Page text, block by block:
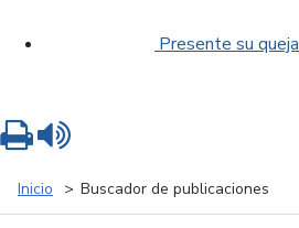
Presente su queja
Inicio Buscador de publicaciones
Imprimir